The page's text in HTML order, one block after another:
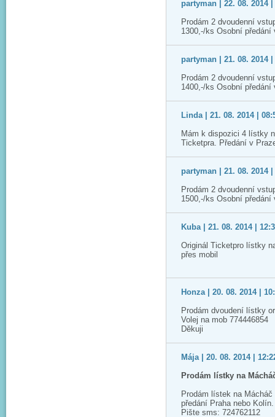
partyman | 22. 08. 2014 |
Prodám 2 dvoudenní
1300,-/ks Osobní
partyman | 21. 08. 2014 |
Prodám 2 dvoudenní
1400,-/ks Osobní
Linda | 21. 08. 2014 |
Mám k dispozici 4 lístky
Ticketpra. Předání v
partyman | 21. 08. 2014 |
Prodám 2 dvoudenní
1500,-/ks Osobní
Kuba | 21. 08. 2014 |
Originál Ticketpro lístky
přes mobil
Honza | 20. 08. 2014 |
Prodám dvoudení lístky
Volej na mob 774446854
Děkuji
Mája | 20. 08. 2014 |
Prodám lístky na
Prodám lístek na
předání Praha nebo Kolín.
Pište sms: 724762112